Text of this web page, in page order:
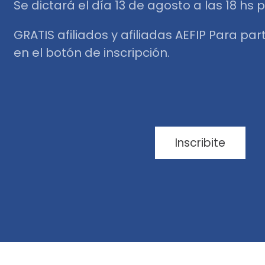
Se dictará el día 13 de agosto a las 18 hs
GRATIS afiliados y afiliadas AEFIP Para
en el botón de inscripción.
Inscribite